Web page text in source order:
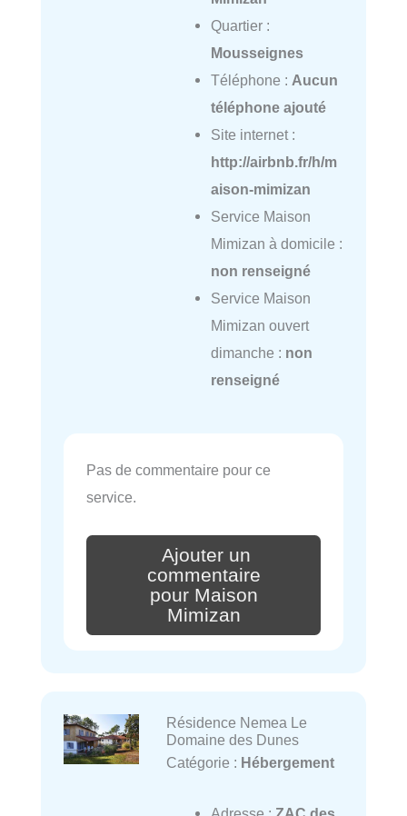
Quartier :
Mousseignes
Téléphone : Aucun
téléphone ajouté
Site internet :
http://airbnb.fr/h/m
aison-mimizan
Service Maison
Mimizan à domicile :
non renseigné
Service Maison
Mimizan ouvert
dimanche : non
renseigné
Pas de commentaire pour ce
service.
Ajouter un
commentaire
pour Maison
Mimizan
Résidence Nemea Le
Domaine des Dunes
Catégorie : Hébergement